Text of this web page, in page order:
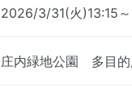
2026/3/31(火)13:15
庄内緑地公園 多目